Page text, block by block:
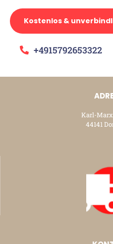
Kostenlos &
+4915792653322
Karl-
44141